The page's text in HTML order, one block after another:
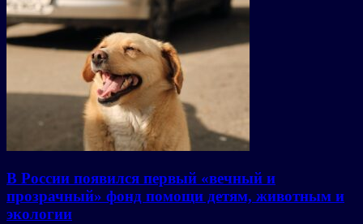
В России появился первый «вечный и
прозрачный» фонд помощи детям, животным и
экологии